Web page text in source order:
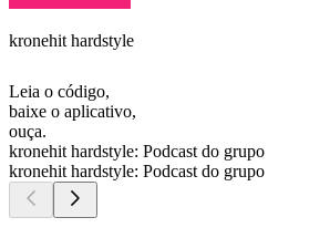
kronehit hardstyle
Leia o código,
baixe o aplicativo,
ouça.
kronehit hardstyle: Podcast do grupo
kronehit hardstyle: Podcast do grupo